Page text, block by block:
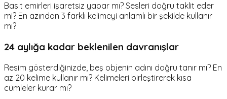
Basit emirleri işaretsiz yapar mı? Sesleri doğru taklit eder
mi? En azından 3 farklı kelimeyi anlamlı bir şekilde kullanır
mı?
24 aylığa kadar beklenilen davranışlar
Resim gösterdiğinizde, beş objenin adını doğru tanır mı? En
az 20 kelime kullanır mı? Kelimeleri birleştirerek kısa
cümleler kurar mı?